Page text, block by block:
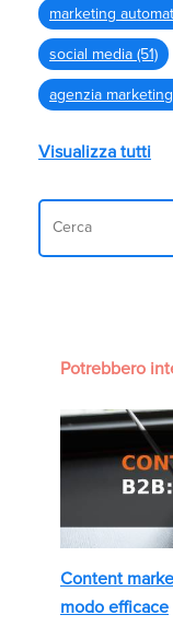
marketing
social media (51)
agenzia marketing
Visualizza tutti
Potrebbero
Content
modo efficace